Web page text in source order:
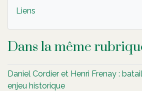
Liens
Dans la même
Daniel Cordier et Henri Frenay :
enjeu historique